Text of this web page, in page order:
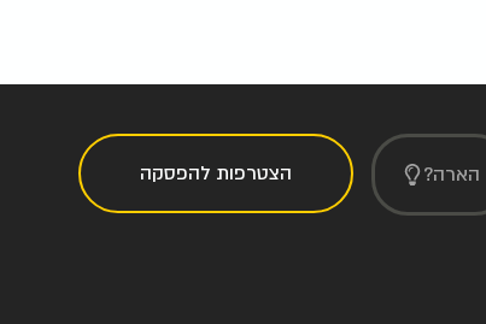
הארה? הצטרפות להפסקה